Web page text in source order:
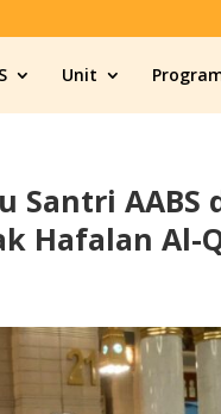
Unit
Santri AABS
Hafalan Al-